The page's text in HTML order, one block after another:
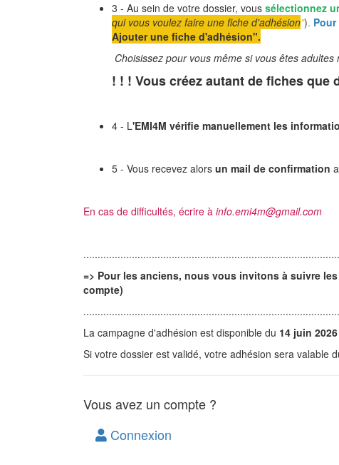
3 - Au sein de votre dossier, vous sélectionnez
qui vous voulez faire une fiche d'adhésion").
Ajouter une fiche d'adhésion".
Choisissez pour vous même si vous êtes adultes
! ! ! Vous créez autant de fiches que
4 - L'EMI4M vérifie manuellement les
5 - Vous recevez alors un mail de confirmation
En cas de difficultés, écrire à info.emi4m@gmail.com
=> Pour les anciens, nous vous invitons à suivre
compte)
La campagne d'adhésion est disponible du 14 juin
Si votre dossier est validé, votre adhésion sera valable
Vous avez un compte ?
Connexion